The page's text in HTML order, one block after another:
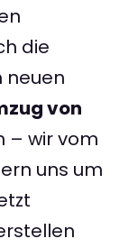
die
von
– wir vom
uns um